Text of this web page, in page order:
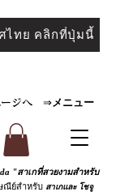
ไทย คลิกที่ปุ่มนี้
ージへ ⇒ メニュー
"สาเกที่สวยงามสำหรับ
ณีย์สำหรับ สาเกและ โชจู